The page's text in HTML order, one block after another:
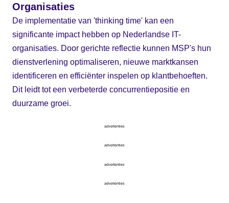
Organisaties
De implementatie van 'thinking time' kan een
significante impact hebben op Nederlandse IT-
organisaties. Door gerichte reflectie kunnen MSP's hun
dienstverlening optimaliseren, nieuwe marktkansen
identificeren en efficiënter inspelen op klantbehoeften.
Dit leidt tot een verbeterde concurrentiepositie en
duurzame groei.
advertenties
advertenties
advertenties
advertenties